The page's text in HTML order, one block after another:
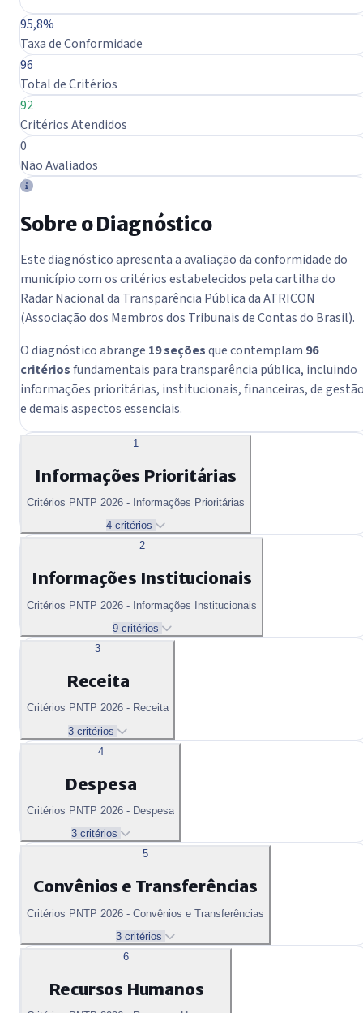
Resumo do Diagnóstico
95,8%
Taxa de Conformidade
96
Total de Critérios
92
Critérios Atendidos
0
Não Avaliados
Sobre o Diagnóstico
Este diagnóstico apresenta a avaliação da conformidade do
município com os critérios estabelecidos pela cartilha do
Radar Nacional da Transparência Pública da ATRICON
(Associação dos Membros dos Tribunais de Contas do Brasil).
O diagnóstico abrange 19 seçõesque contemplam 96
critériosfundamentais para transparência pública, incluindo
informações prioritárias, institucionais, financeiras, de
e demais aspectos essenciais.
1
Informações Prioritárias
Critérios PNTP 2026 - Informações Prioritárias
4 critérios
2
Informações Institucionais
Critérios PNTP 2026 - Informações Institucionais
9 critérios
3
Receita
Critérios PNTP 2026 - Receita
3 critérios
4
Despesa
Critérios PNTP 2026 - Despesa
3 critérios
5
Convênios e Transferências
Critérios PNTP 2026 - Convênios e Transferências
3 critérios
6
Recursos Humanos